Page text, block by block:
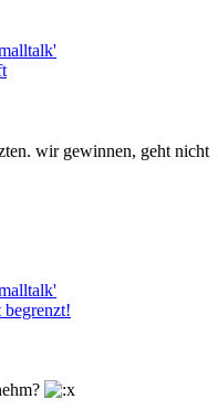
wir gewinnen, geht nicht
begrenzt!